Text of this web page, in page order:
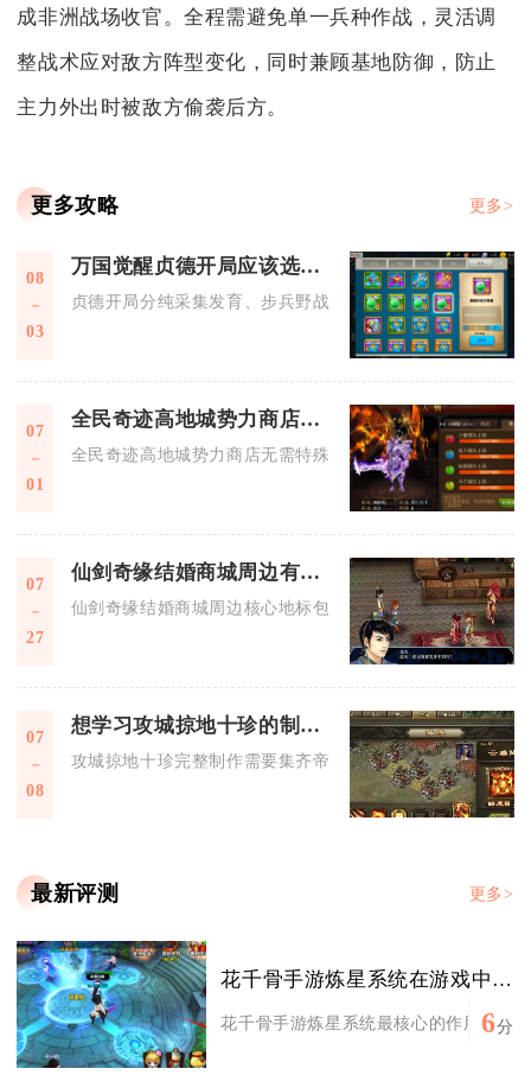
成非洲战场收官。全程需避免单一兵种作战，灵活调
整战术应对敌方阵型变化，同时兼顾基地防御，防止
主力外出时被敌方偷袭后方。
更多攻略 更多>
08
03
万国觉醒贞德开局应该选哪个武将
贞德开局分纯采集发育、步兵野战开荒两条路线，平民零氪
07
01
全民奇迹高地城势力商店需要什么交通工具
全民奇迹高地城势力商店无需特殊交通工具，角色可通过势
07
27
仙剑奇缘结婚商城周边有什么地标建筑
仙剑奇缘结婚商城周边核心地标包含月老祠、三生许愿池、
07
08
想学习攻城掠地十珍的制作过程
攻城掠地十珍完整制作需要集齐帝王权杖全套九组部件碎片
最新评测 更多>
花千骨手游炼星系统在游戏中的作用是什么
花千骨手游炼星系统最核心的作用是为
6分